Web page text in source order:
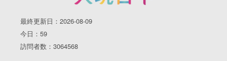
最終更新日：2026-08-09
今日：59
訪問者数：3064568